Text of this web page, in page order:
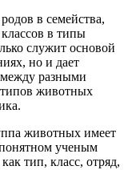
в семейства,
в типы
служит основой
но и дает
между разными
животных
животных имеет
ученым
тип, класс, отряд,